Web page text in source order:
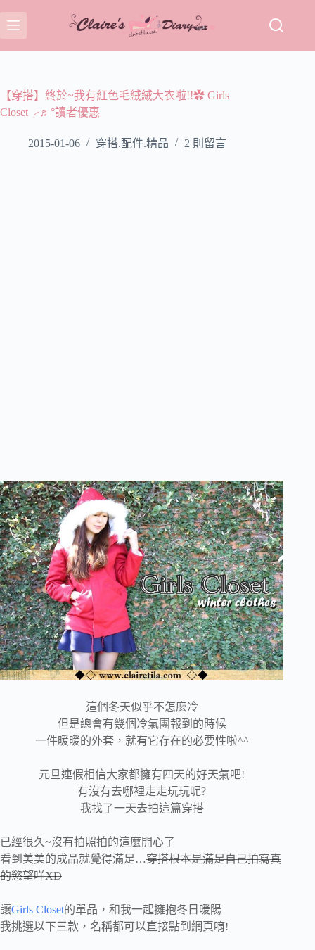
至
主
容【穿搭】終於~我有紅色毛絨絨大衣啦!!✿ Girls
Closet╭♬°讀者優惠
2015-01-06 穿搭.配件.精品 2 則留言
這個冬天似乎不怎麼冷
但是總會有幾個冷氣團報到的時候
一件暖暖的外套，就有它存在的必要性啦^^
元旦連假相信大家都擁有四天的好天氣吧!
有沒有去哪裡走走玩玩呢?
我找了一天去拍這篇穿搭
已經很久~沒有拍照拍的這麼開心了
看到美美的成品就覺得滿足…穿搭根本是滿足自己拍寫真
的慾望咩XD
讓Girls Closet的單品，和我一起擁抱冬日暖陽
我挑選以下三款，名稱都可以直接點到網頁唷!